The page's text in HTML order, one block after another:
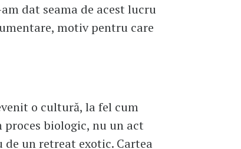
dat seama de acest lucru
motiv pentru care
o cultură, la fel cum
proces biologic, nu un act
de un retreat exotic. Cartea